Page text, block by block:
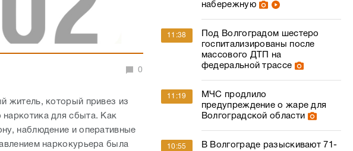
0
житель, который привез из
наркотика для сбыта. Как
наблюдение и оперативные
наркокурьера была
набережную
11:38
Под Волгоградом шестеро
госпитализированы после
массового ДТП на
федеральной трассе
11:19
МЧС продлило
предупреждение о жаре для
Волгоградской области
10:55
В Волгограде разыскивают 71-